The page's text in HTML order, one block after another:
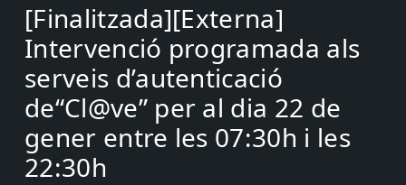
[Finalitzada][Externa]
Intervenció programada als
serveis d’autenticació
de“Cl@ve” per al dia 22 de
gener entre les 07:30h i les
22:30h